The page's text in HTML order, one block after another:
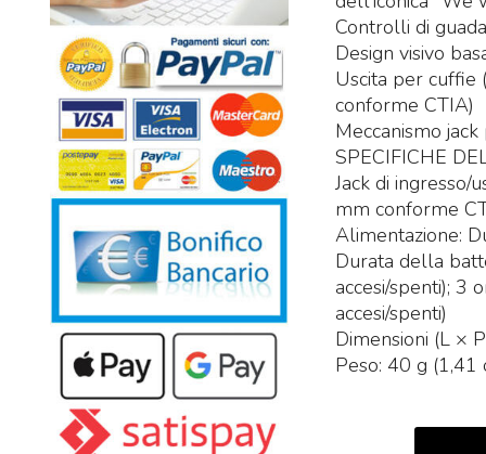
Controlli di
Design visivo
Uscita per cuffie
conforme CTIA)
Meccanismo
SPECIFICHE
Jack di ingresso/
mm conforme
Alimentazione:
Durata della
accesi/spenti); 3
accesi/spenti)
Dimensioni (L ×
Peso: 40 g (1,41